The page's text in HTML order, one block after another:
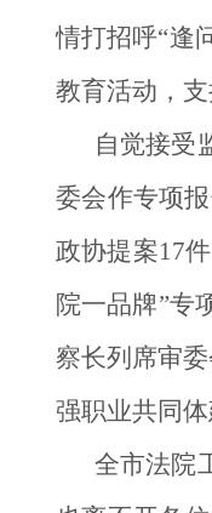
情打招呼“逢
教育活动，
自觉接受
委会作专项
政协提案17
院一品牌”专
察长列席审
强职业共同
全市法院